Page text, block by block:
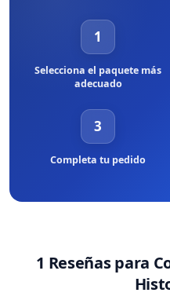
prohibiciones o similares al
1
Selecciona el paquete más
adecuado
3
Completa tu pedido
1 Reseñas para